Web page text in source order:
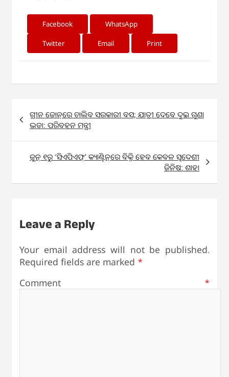
Facebook WhatsApp
Twitter Email Print
Post
navigation
ଗ୍ରୀନ ଜୋନ୍‌ରେ ଚାଲିବ ସରକାରୀ ବସ; ଯାତ୍ରୀ ଦେବେ ଦୁଇ ଗୁଣା
ଭଡା: ପରିବହନ ମନ୍ତ୍ରୀ
ଜୁନ୍ ୧ରୁ ‘ସିଏପିଏଫ୍’ କ୍ୟାଣ୍ଟିନ୍‌ରେ ବିକ୍ରି ହେବ କେବଳ ସ୍ୱଦେଶୀ
ଜିନିଷ: ଶାହା
Leave a Reply
Your email address will not be published.
Required fields are marked *
Comment *